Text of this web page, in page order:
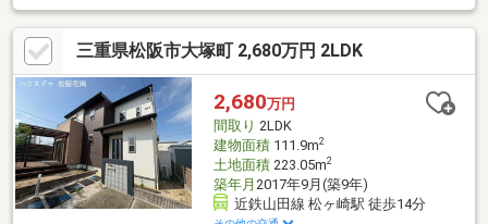
三重県松阪市大塚町 2,680万円 2LDK
2,680万円
間取り 2LDK
建物面積111.9m2
土地面積223.05m2
築年月 2017年9月(築9年)
近鉄山田線 松ヶ崎駅 徒歩14分